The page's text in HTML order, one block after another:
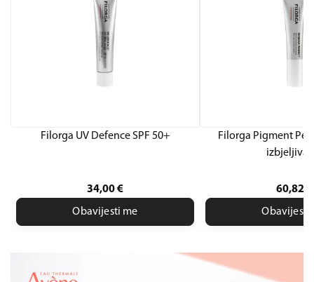
Filorga UV Defence SPF 50+
34,00€
Obavijesti me
Filorga Pigment
60,82
Obavijesti